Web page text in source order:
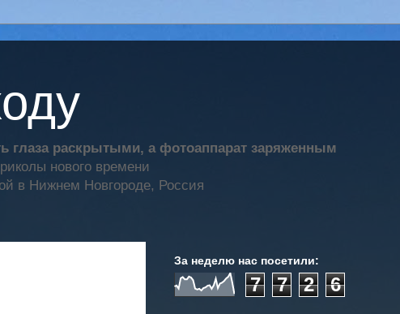
глаза раскрытыми, а фотоаппарат заряженным
нового времени
в Нижнем Новгороде, Россия
За неделю нас посетили:
7 7 2 6